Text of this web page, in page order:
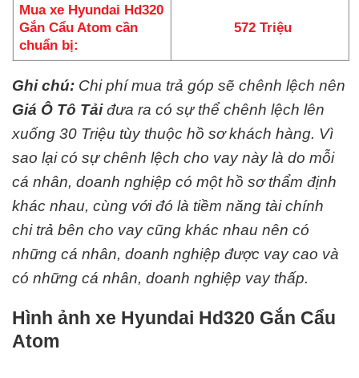
Mua xe Hyundai Hd320
Gắn Cẩu Atom cần
chuẩn bị:
572 Triệu
Ghi chú: Chi phí mua trả góp sẽ chênh lệch nên
Giá Ô Tô Tảiđưa ra có sự thể chênh lệch lên
xuống 30 Triệu tùy thuộc hồ sơ khách hàng. Vì
sao lại có sự chênh lệch cho vay này là do mỗi
cá nhân, doanh nghiệp có một hồ sơ thẩm định
khác nhau, cùng với đó là tiềm năng tài chính
chi trả bên cho vay cũng khác nhau nên có
những cá nhân, doanh nghiệp được vay cao và
có những cá nhân, doanh nghiệp vay thấp.
Hình ảnh xe Hyundai Hd320 Gắn Cẩu
Atom